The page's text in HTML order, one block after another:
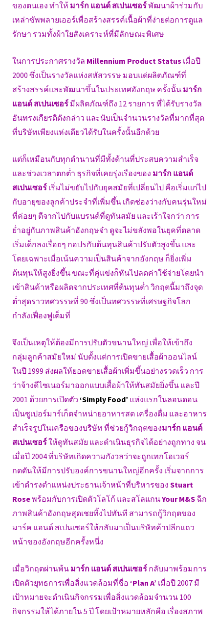
ของตนเอง ทำให้ มาร์ก แอนด์ สเปนเซอร์พัฒนาผ้าร่วมกับ
เหล่าซัพพลายเออร์เพื่อสร้างสรรค์เนื้อผ้าที่ง่ายต่อการดูแล
รักษา รวมทั้งผ้าใยสังเคราะห์ที่มีลักษณะพิเศษ
ในการประกาศรางวัล Millennium Product Status เมื่อปี
2000 ซึ่งเป็นรางวัลแห่งสหัสวรรษ มอบแด่ผลิตภัณฑ์ที่
สร้างสรรค์และพัฒนาขึ้นในประเทศอังกฤษ ครั้งนั้น มาร์ก
แอนด์ สเปนเซอร์ มีผลิตภัณฑ์ถึง 12 รายการ ที่ได้รับรางวัล
อันทรงเกียรติดังกล่าว และนับเป็นจำนวนรางวัลที่มากที่สุด
ที่บริษัทเพียงแห่งเดียวได้รับในครั้งนั้นอีกด้วย
แต่ก็เหมือนกับทุกตำนานที่มีทั้งด้านที่ประสบความสำเร็จ
และช่วงเวลาตกต่ำ ธุรกิจที่เคยรุ่งเรืองของ มาร์ก แอนด์
สเปนเซอร์ เริ่มไม่ขยับไปกับยุคสมัยที่เปลี่ยนไป คือเริ่มแก่ไป
กับอายุของลูกค้าประจำที่เพิ่มขึ้น เกิดช่องว่างกับคนรุ่นใหม่
ที่ค่อยๆ ตีจากไปกับแบรนด์ที่ดูทันสมัย และเร้าใจกว่า การ
ย่ำอยู่กับภาพสินค้าอังกฤษจ๋า ดูจะไม่ขลังพอในยุคที่ตลาด
เริ่มเด็กลงเรื่อยๆ กอปรกับต้นทุนสินค้าปรับตัวสูงขึ้น และ
โดยเฉพาะเมื่อเน้นความเป็นสินค้าจากอังกฤษ ก็ยิ่งเพิ่ม
ต้นทุนให้สูงยิ่งขึ้น ขณะที่คู่แข่งก็หันไปลดค่าใช้จ่ายโดยนำ
เข้าสินค้าหรือผลิตจากประเทศที่ต้นทุนต่ำ วิกฤตนี้มาถึงจุด
ต่ำสุดราวทศวรรษที่ 90 ซึ่งเป็นทศวรรษที่เศรษฐกิจโลก
กำลังเฟื่องฟูเต็มที่
จึงเป็นเหตุให้ต้องมีการปรับตัวขนานใหญ่ เพื่อให้เข้าถึง
กลุ่มลูกค้าสมัยใหม่ นับตั้งแต่การเปิดขายเสื้อผ้าออนไลน์
ในปี 1999 ส่งผลให้ยอดขายเสื้อผ้าเพิ่มขึ้นอย่างรวดเร็ว การ
ว่าจ้างดีไซเนอร์มาออกแบบเสื้อผ้าให้ทันสมัยยิ่งขึ้น และปี
2001 ด้วยการเปิดตัว ‘Simply Food’ แห่งแรกในลอนดอน
เป็นซูเปอร์มาร์เก็ตจำหน่ายอาหารสด เครื่องดื่ม และอาหาร
สำเร็จรูปในเครือของบริษัท ที่ช่วยกู้วิกฤตของมาร์ก แอนด์
สเปนเซอร์ให้ดูทันสมัย และดำเนินธุรกิจได้อย่างถูกทาง จน
เมื่อปี 2004 ที่บริษัทเกิดความกังวลว่าจะถูกเทกโอเวอร์
กดดันให้มีการปรับองค์การขนานใหญ่อีกครั้ง เริ่มจากการ
เข้าดำรงตำแหน่งประธานเจ้าหน้าที่บริหารของ Stuart
Roseพร้อมกับการเปิดตัวโลโก้ และสโลแกนYour M&S ฉีก
ภาพสินค้าอังกฤษสุดเชยทิ้งไปทันที สามารถกู้วิกฤตของ
มาร์ค แอนด์ สเปนเซอร์ให้กลับมาเป็นบริษัทค้าปลีกแถว
หน้าของอังกฤษอีกครั้งหนึ่ง
เมื่อวิกฤตผ่านพ้น มาร์ก แอนด์ สเปนเซอร์ กลับมาพร้อมการ
เปิดตัวยุทธการเพื่อสิ่งแวดล้อมที่ชื่อ ‘Plan A’ เมื่อปี 2007 มี
เป้าหมายจะดำเนินกิจกรรมเพื่อสิ่งแวดล้อมจำนวน 100
กิจกรรมให้ได้ภายใน 5 ปี โดยเป้าหมายหลักคือ เรื่องสภาพ